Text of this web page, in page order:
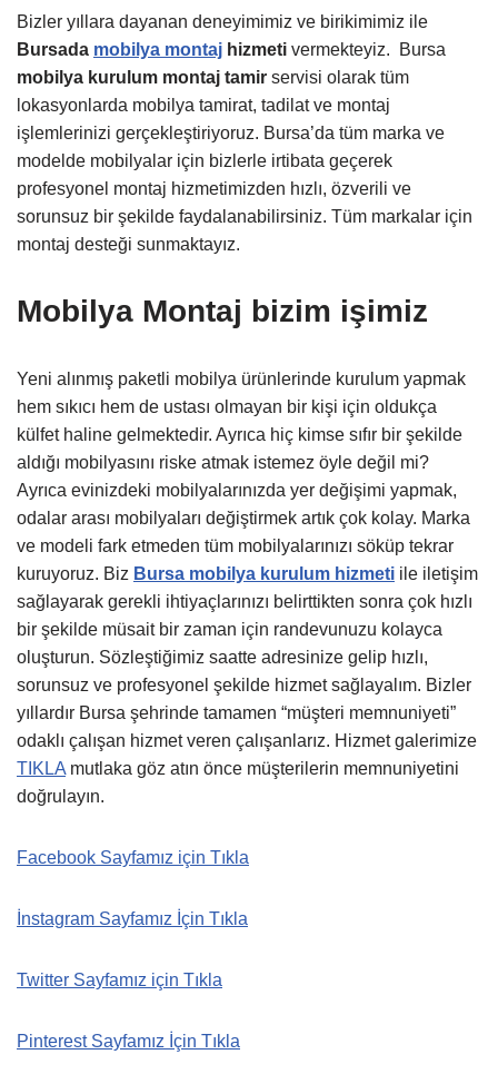
Bizler yıllara dayanan deneyimimiz ve birikimimiz ile
Bursada mobilya montaj hizmeti vermekteyiz.
Bursa
mobilya kurulum montaj tamir servisi olarak tüm
lokasyonlarda mobilya tamirat, tadilat ve montaj
işlemlerinizi gerçekleştiriyoruz. Bursa’da tüm marka ve
modelde mobilyalar için bizlerle irtibata geçerek
profesyonel montaj hizmetimizden hızlı, özverili ve
sorunsuz bir şekilde faydalanabilirsiniz. Tüm markalar için
montaj desteği sunmaktayız.
Mobilya Montaj bizim işimiz
Yeni alınmış paketli mobilya ürünlerinde kurulum yapmak
hem sıkıcı hem de ustası olmayan bir kişi için oldukça
külfet haline gelmektedir. Ayrıca hiç kimse sıfır bir şekilde
aldığı mobilyasını riske atmak istemez öyle değil mi?
Ayrıca evinizdeki mobilyalarınızda yer değişimi yapmak,
odalar arası mobilyaları değiştirmek artık çok kolay. Marka
ve modeli fark etmeden tüm mobilyalarınızı söküp tekrar
kuruyoruz. Biz Bursa mobilya kurulum hizmeti ile iletişim
sağlayarak gerekli ihtiyaçlarınızı belirttikten sonra çok hızlı
bir şekilde müsait bir zaman için randevunuzu kolayca
oluşturun. Sözleştiğimiz saatte adresinize gelip hızlı,
sorunsuz ve profesyonel şekilde hizmet sağlayalım. Bizler
yıllardır Bursa şehrinde tamamen “müşteri memnuniyeti”
odaklı çalışan hizmet veren çalışanlarız. Hizmet galerimize
TIKLA mutlaka göz atın önce müşterilerin memnuniyetini
doğrulayın.
Facebook Sayfamız için Tıkla
İnstagram Sayfamız İçin Tıkla
Twitter Sayfamız için Tıkla
Pinterest Sayfamız İçin Tıkla